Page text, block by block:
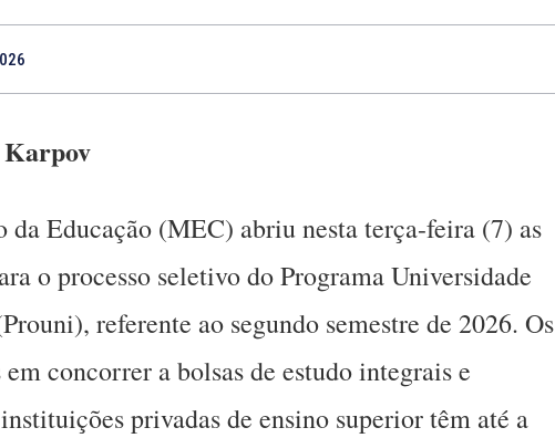
Educação (MEC) abriu nesta terça-feira (7) as
o processo seletivo do Programa Universidade
referente ao segundo semestre de 2026. Os
em concorrer a bolsas de estudo integrais e
privadas de ensino superior têm até a